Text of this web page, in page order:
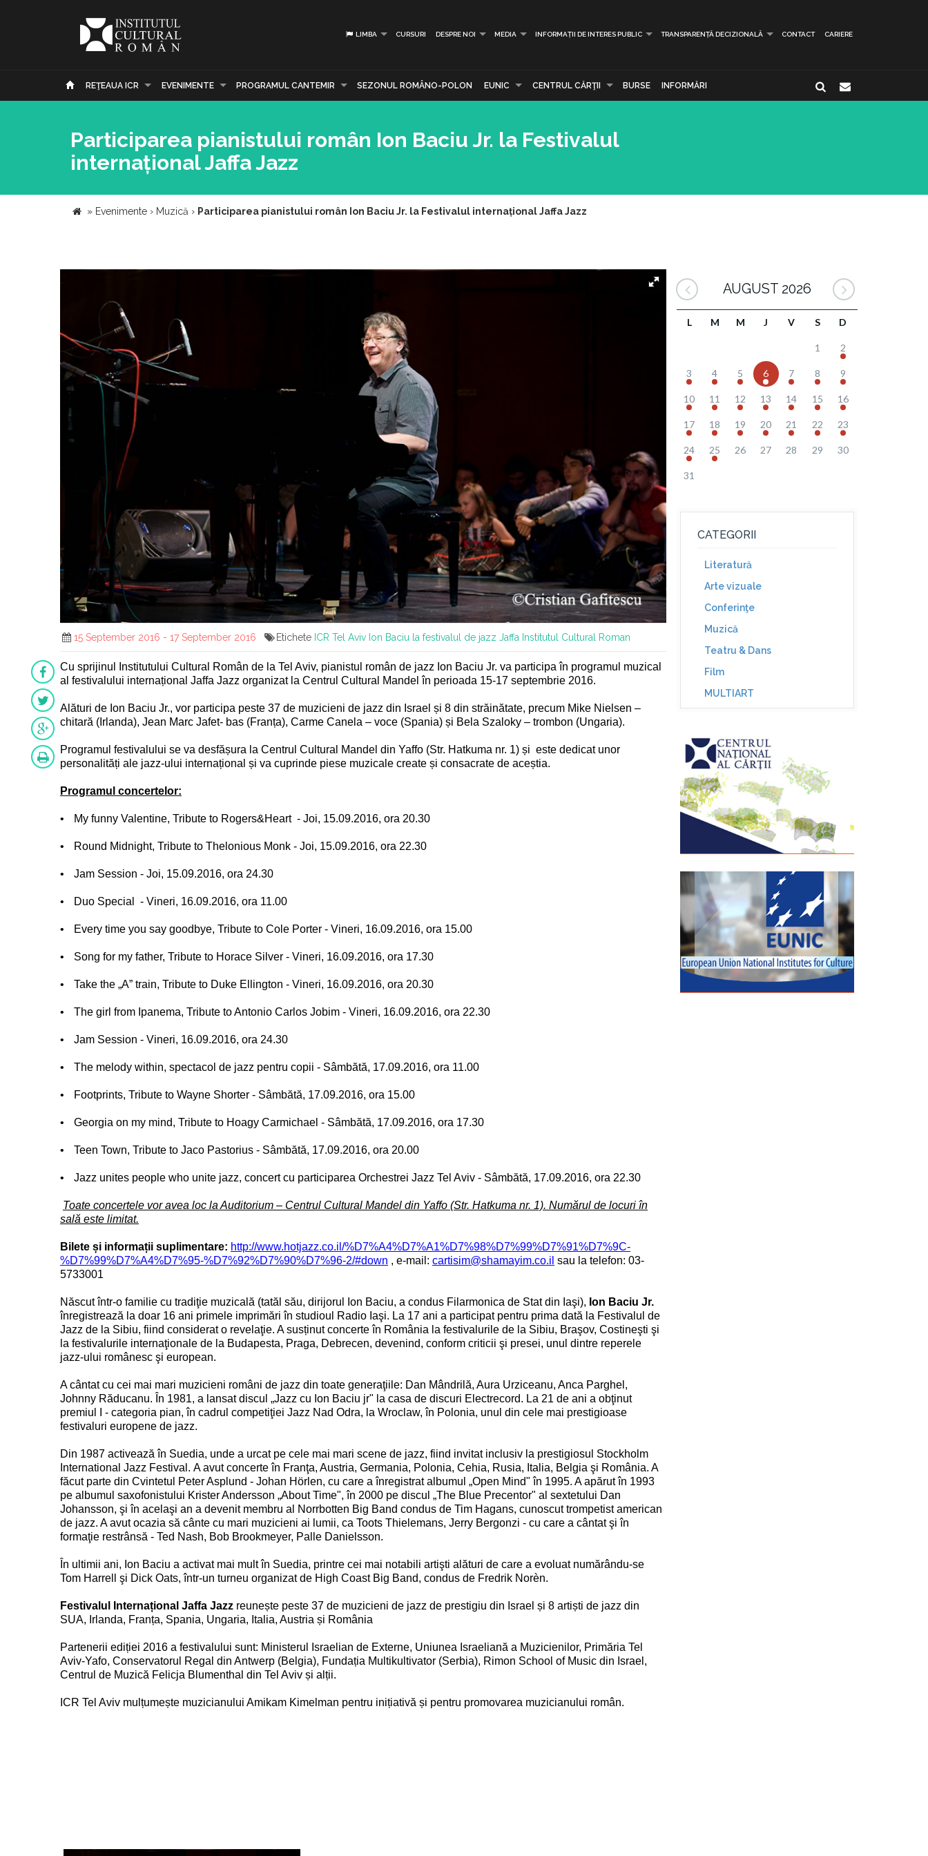
LIMBA CURSURI DESPRE NOI MEDIA INFORMAȚII DE INTERES PUBLIC TRANSPARENȚĂ DECIZIONALĂ CONTACT CARIERE
REŢEAUA ICR EVENIMENTE PROGRAMUL CANTEMIR SEZONUL ROMÂNO-POLON EUNIC CENTRUL CĂRŢII BURSE INFORMĂRI
Participarea pianistului român Ion Baciu Jr. la Festivalul
internațional Jaffa Jazz
» Evenimente › Muzică › Participarea pianistului român Ion Baciu Jr. la Festivalul internațional Jaffa Jazz
15 September 2016 - 17 September 2016 Etichete ICR Tel Aviv Ion Baciu la festivalul de jazz Jaffa Institutul Cultural Roman
Cu sprijinul Institutului Cultural Român de la Tel Aviv, pianistul român de jazz Ion Baciu Jr. va participa în programul muzical
al festivalului internațional Jaffa Jazz organizat la Centrul Cultural Mandel în perioada 15-17 septembrie 2016.
Alături de Ion Baciu Jr., vor participa peste 37 de muzicieni de jazz din Israel și 8 din străinătate, precum Mike Nielsen –
chitară (Irlanda), Jean Marc Jafet- bas (Franța), Carme Canela – voce (Spania) și Bela Szaloky – trombon (Ungaria).
Programul festivalului se va desfășura la Centrul Cultural Mandel din Yaffo (Str. Hatkuma nr. 1) și este dedicat unor
personalități ale jazz-ului internațional și va cuprinde piese muzicale create și consacrate de aceștia.
Programul concertelor:
• My funny Valentine, Tribute to Rogers&Heart - Joi, 15.09.2016, ora 20.30
• Round Midnight, Tribute to Thelonious Monk - Joi, 15.09.2016, ora 22.30
• Jam Session - Joi, 15.09.2016, ora 24.30
• Duo Special - Vineri, 16.09.2016, ora 11.00
• Every time you say goodbye, Tribute to Cole Porter - Vineri, 16.09.2016, ora 15.00
• Song for my father, Tribute to Horace Silver - Vineri, 16.09.2016, ora 17.30
• Take the „A” train, Tribute to Duke Ellington - Vineri, 16.09.2016, ora 20.30
• The girl from Ipanema, Tribute to Antonio Carlos Jobim - Vineri, 16.09.2016, ora 22.30
• Jam Session - Vineri, 16.09.2016, ora 24.30
• The melody within, spectacol de jazz pentru copii - Sâmbătă, 17.09.2016, ora 11.00
• Footprints, Tribute to Wayne Shorter - Sâmbătă, 17.09.2016, ora 15.00
• Georgia on my mind, Tribute to Hoagy Carmichael - Sâmbătă, 17.09.2016, ora 17.30
• Teen Town, Tribute to Jaco Pastorius - Sâmbătă, 17.09.2016, ora 20.00
• Jazz unites people who unite jazz, concert cu participarea Orchestrei Jazz Tel Aviv - Sâmbătă, 17.09.2016, ora 22.30
Toate concertele vor avea loc la Auditorium – Centrul Cultural Mandel din Yaffo (Str. Hatkuma nr. 1). Numărul de locuri în
sală este limitat.
Bilete și informații suplimentare: http://www.hotjazz.co.il/%D7%A4%D7%A1%D7%98%D7%99%D7%91%D7%9C-
%D7%99%D7%A4%D7%95-%D7%92%D7%90%D7%96-2/#down , e-mail: cartisim@shamayim.co.il sau la telefon: 03-
5733001
Născut într-o familie cu tradiţie muzicală (tatăl său, dirijorul Ion Baciu, a condus Filarmonica de Stat din Iaşi), Ion Baciu Jr.
înregistrează la doar 16 ani primele imprimări în studioul Radio Iaşi. La 17 ani a participat pentru prima dată la Festivalul de
Jazz de la Sibiu, fiind considerat o revelaţie. A susținut concerte în România la festivalurile de la Sibiu, Braşov, Costineşti şi
la festivalurile internaţionale de la Budapesta, Praga, Debrecen, devenind, conform criticii şi presei, unul dintre reperele
jazz-ului românesc şi european.
A cântat cu cei mai mari muzicieni români de jazz din toate generaţiile: Dan Mândrilă, Aura Urziceanu, Anca Parghel,
Johnny Răducanu. În 1981, a lansat discul „Jazz cu Ion Baciu jr" la casa de discuri Electrecord. La 21 de ani a obţinut
premiul I - categoria pian, în cadrul competiţiei Jazz Nad Odra, la Wroclaw, în Polonia, unul din cele mai prestigioase
festivaluri europene de jazz.
Din 1987 activează în Suedia, unde a urcat pe cele mai mari scene de jazz, fiind invitat inclusiv la prestigiosul Stockholm
International Jazz Festival. A avut concerte în Franţa, Austria, Germania, Polonia, Cehia, Rusia, Italia, Belgia şi România. A
făcut parte din Cvintetul Peter Asplund - Johan Hörlen, cu care a înregistrat albumul „Open Mind" în 1995. A apărut în 1993
pe albumul saxofonistului Krister Andersson „About Time", în 2000 pe discul „The Blue Precentor" al sextetului Dan
Johansson, şi în acelaşi an a devenit membru al Norrbotten Big Band condus de Tim Hagans, cunoscut trompetist american
de jazz. A avut ocazia să cânte cu mari muzicieni ai lumii, ca Toots Thielemans, Jerry Bergonzi - cu care a cântat şi în
formaţie restrânsă - Ted Nash, Bob Brookmeyer, Palle Danielsson.
În ultimii ani, Ion Baciu a activat mai mult în Suedia, printre cei mai notabili artişti alături de care a evoluat numărându-se
Tom Harrell şi Dick Oats, într-un turneu organizat de High Coast Big Band, condus de Fredrik Norèn.
Festivalul Internațional Jaffa Jazz reunește peste 37 de muzicieni de jazz de prestigiu din Israel și 8 artiști de jazz din
SUA, Irlanda, Franța, Spania, Ungaria, Italia, Austria și România
Partenerii ediției 2016 a festivalului sunt: Ministerul Israelian de Externe, Uniunea Israeliană a Muzicienilor, Primăria Tel
Aviv-Yafo, Conservatorul Regal din Antwerp (Belgia), Fundația Multikultivator (Serbia), Rimon School of Music din Israel,
Centrul de Muzică Felicja Blumenthal din Tel Aviv și alții.
ICR Tel Aviv mulțumește muzicianului Amikam Kimelman pentru inițiativă și pentru promovarea muzicianului român.
AUGUST 2026
L M M J V S D
1 2
3 4 5 6 7 8 9
10 11 12 13 14 15 16
17 18 19 20 21 22 23
24 25 26 27 28 29 30
31
CATEGORII
Literatură
Arte vizuale
Conferinţe
Muzică
Teatru & Dans
Film
MULTIART